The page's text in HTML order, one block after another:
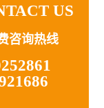
US
咨询热线